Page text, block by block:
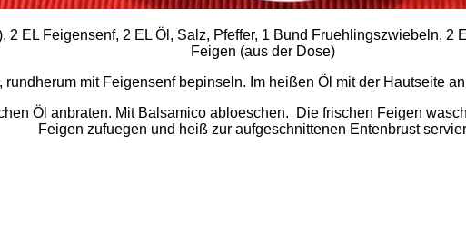
EL Feigensenf, 2 EL Öl, Salz, Pfeffer, 1 Bund Fruehlingszwiebeln,
Feigen (aus der Dose)
mit Feigensenf bepinseln. Im heißen Öl mit der Hautseite
Öl anbraten. Mit Balsamico abloeschen. Die frischen Feigen
Feigen zufuegen und heiß zur aufgeschnittenen Entenbrust